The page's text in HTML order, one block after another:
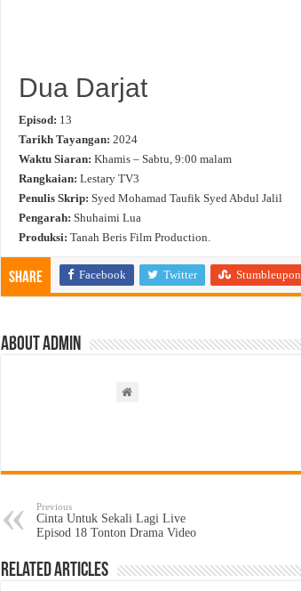
Dua Darjat
Episod: 13
Tarikh Tayangan: 2024
Waktu Siaran: Khamis – Sabtu, 9:00 malam
Rangkaian: Lestary TV3
Penulis Skrip: Syed Mohamad Taufik Syed Abdul Jalil
Pengarah: Shuhaimi Lua
Produksi: Tanah Beris Film Production.
Share Facebook Twitter Stumbleupon
About admin
Previous
Cinta Untuk Sekali Lagi Live
Episod 18 Tonton Drama Video
Related Articles